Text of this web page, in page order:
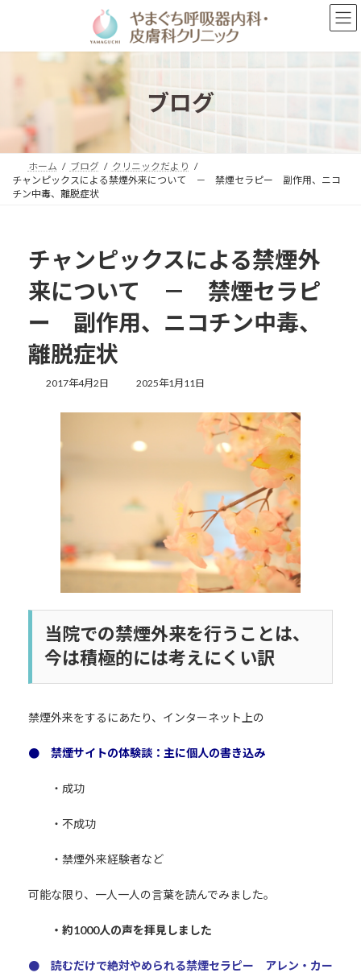
ン
プ
ー
動
ブログ
ホーム ブログ
クリニックだより
チャンピックスによる禁煙外来について － 禁煙セラピー 副作用、ニコ
チン中毒、離脱症状
チャンピックスによる禁煙外
来について － 禁煙セラピ
ー 副作用、ニコチン中毒、
離脱症状
2017年4月2日
最
更
日
時
2025年1月11日
当院での禁煙外来を行うことは、
今は積極的には考えにくい訳
禁煙外来をするにあたり、インターネット上の
● 禁煙サイトの体験談：主に個人の書き込み
・成功
・不成功
・禁煙外来経験者など
可能な限り、一人一人の言葉を読んでみました。
・約1000人の声を拝見しました
● 読むだけで絶対やめられる禁煙セラピー アレン・カー